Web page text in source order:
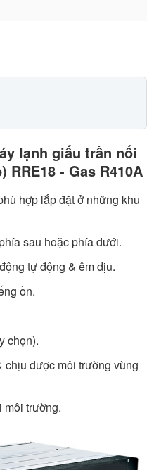
lạnh giấu trần nối
RRE18 - Gas R410A
hợp lắp đặt ở những khu
sau hoặc phía dưới.
tự động & êm dịu.
ồn.
chọn).
chịu được môi trường vùng
môi trường.